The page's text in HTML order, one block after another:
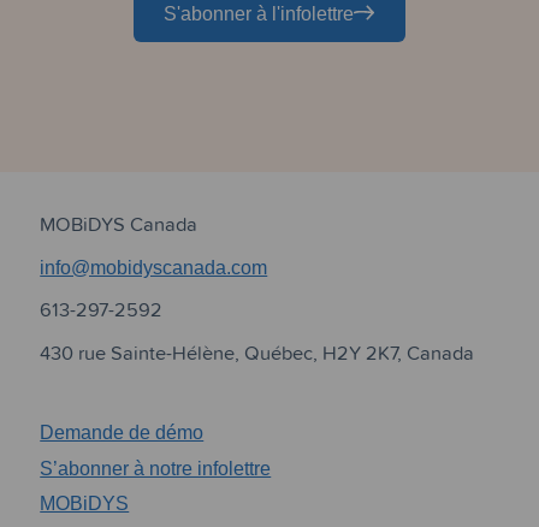
S'abonner à l'infolettre
MOBiDYS Canada
info@mobidyscanada.com
613-297-2592
430 rue Sainte-Hélène, Québec, H2Y 2K7, Canada
Demande de démo
S’abonner à notre infolettre
MOBiDYS